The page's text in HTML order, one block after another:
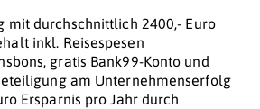
mit durchschnittlich 2400,- Euro
inkl. Reisespesen
gratis Bank99-Konto und
am Unternehmenserfolg
Ersparnis pro Jahr durch